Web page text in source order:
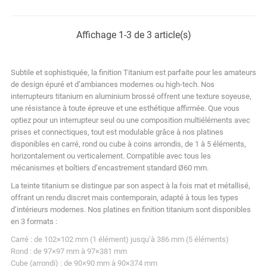
Affichage 1-3 de 3 article(s)
Subtile et sophistiquée, la finition Titanium est parfaite pour les amateurs
de design épuré et d’ambiances modernes ou high-tech. Nos
interrupteurs titanium en aluminium brossé offrent une texture soyeuse,
une résistance à toute épreuve et une esthétique affirmée. Que vous
optiez pour un interrupteur seul ou une composition multiéléments avec
prises et connectiques, tout est modulable grâce à nos platines
disponibles en carré, rond ou cube à coins arrondis, de 1 à 5 éléments,
horizontalement ou verticalement. Compatible avec tous les
mécanismes et boîtiers d’encastrement standard Ø60 mm.
La teinte titanium se distingue par son aspect à la fois mat et métallisé,
offrant un rendu discret mais contemporain, adapté à tous les types
d’intérieurs modernes. Nos platines en finition titanium sont disponibles
en 3 formats :
Carré : de 102×102 mm (1 élément) jusqu’à 386 mm (5 éléments)
Rond : de 97×97 mm à 97×381 mm
Cube (arrondi) : de 90×90 mm à 90×374 mm